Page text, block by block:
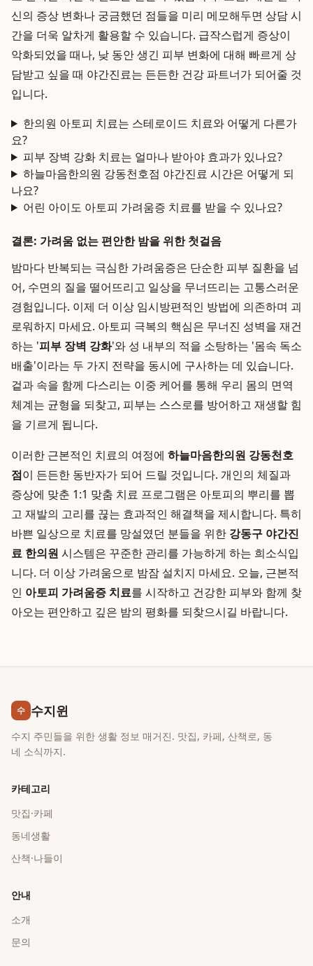
신의 증상 변화나 궁금했던 점들을 미리 메모해두면 상담 시
간을 더욱 알차게 활용할 수 있습니다. 급작스럽게 증상이
악화되었을 때나, 낮 동안 생긴 피부 변화에 대해 빠르게 상
담받고 싶을 때 야간진료는 든든한 건강 파트너가 되어줄 것
입니다.
한의원 아토피 치료는 스테로이드 치료와 어떻게 다른가
요?
피부 장벽 강화 치료는 얼마나 받아야 효과가 있나요?
하늘마음한의원 강동천호점 야간진료 시간은 어떻게 되
나요?
어린 아이도 아토피 가려움증 치료를 받을 수 있나요?
결론: 가려움 없는 편안한 밤을 위한 첫걸음
밤마다 반복되는 극심한 가려움증은 단순한 피부 질환을 넘
어, 수면의 질을 떨어뜨리고 일상을 무너뜨리는 고통스러운
경험입니다. 이제 더 이상 임시방편적인 방법에 의존하며 괴
로워하지 마세요. 아토피 극복의 핵심은 무너진 성벽을 재건
하는 '피부 장벽 강화'와 성 내부의 적을 소탕하는 '몸속 독소
배출'이라는 두 가지 전략을 동시에 구사하는 데 있습니다.
겉과 속을 함께 다스리는 이중 케어를 통해 우리 몸의 면역
체계는 균형을 되찾고, 피부는 스스로를 방어하고 재생할 힘
을 기르게 됩니다.
이러한 근본적인 치료의 여정에 하늘마음한의원 강동천호
점이 든든한 동반자가 되어 드릴 것입니다. 개인의 체질과
증상에 맞춘 1:1 맞춤 치료 프로그램은 아토피의 뿌리를 뽑
고 재발의 고리를 끊는 효과적인 해결책을 제시합니다. 특히
바쁜 일상으로 치료를 망설였던 분들을 위한 강동구 야간진
료 한의원 시스템은 꾸준한 관리를 가능하게 하는 희소식입
니다. 더 이상 가려움으로 밤잠 설치지 마세요. 오늘, 근본적
인 아토피 가려움증 치료를 시작하고 건강한 피부와 함께 찾
아오는 편안하고 깊은 밤의 평화를 되찾으시길 바랍니다.
수 수지윈
수지 주민들을 위한 생활 정보 매거진. 맛집, 카페, 산책로, 동
네 소식까지.
카테고리
맛집·카페
동네생활
산책·나들이
안내
소개
문의